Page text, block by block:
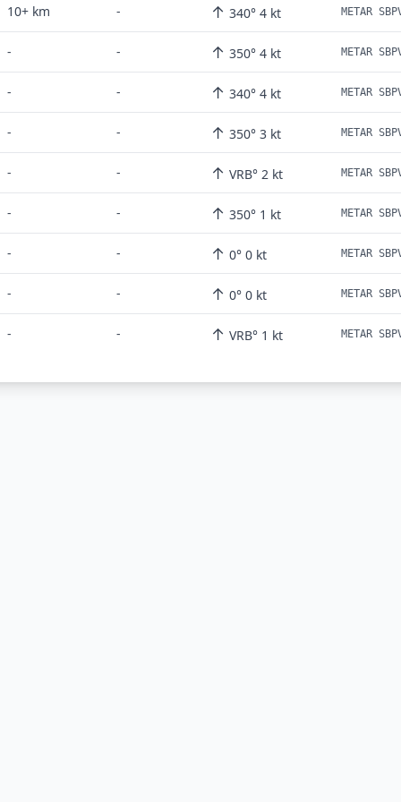
10+ km - ↑ 340° 4 kt METAR
- - ↑ 350° 4 kt METAR
- - ↑ 340° 4 kt METAR
- - ↑ 350° 3 kt METAR
- - ↑ VRB° 2 kt METAR
- - ↑ 350° 1 kt METAR
- - ↑ 0° 0 kt METAR
- - ↑ 0° 0 kt METAR
- - ↑ VRB° 1 kt METAR